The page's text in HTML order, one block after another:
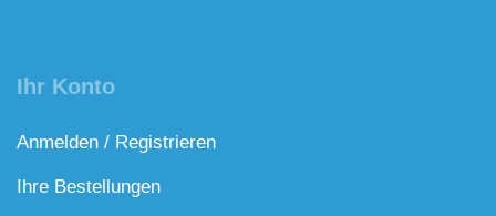
Ihr Konto
Anmelden / Registrieren
Ihre Bestellungen